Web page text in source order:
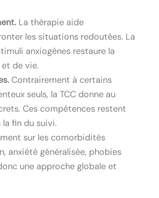
La thérapie aide
les situations redoutées. La
anxiogènes restaure la
de vie.
Contrairement à certains
seuls, la TCC donne au
Ces compétences restent
fin du suivi.
sur les comorbidités
anxiété généralisée, phobies
une approche globale et